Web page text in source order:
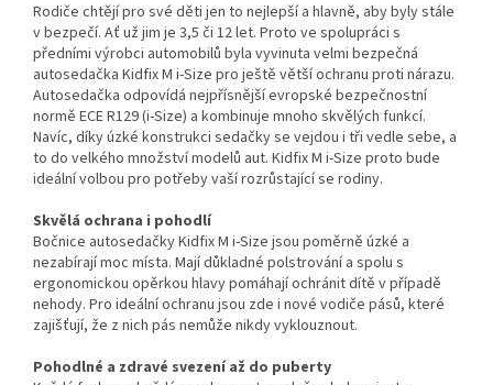
Rodiče chtějí pro své děti jen to nejlepší a hlavně, aby byly stále
v bezpečí. Ať už jim je 3,5 či 12 let. Proto ve spolupráci s
předními výrobci automobilů byla vyvinuta velmi bezpečná
autosedačka Kidfix M i-Size pro ještě větší ochranu proti nárazu.
Autosedačka odpovídá nejpřísnější evropské bezpečnostní
normě ECE R129 (i-Size) a kombinuje mnoho skvělých funkcí.
Navíc, díky úzké konstrukci sedačky se vejdou i tři vedle sebe, a
to do velkého množství modelů aut. Kidfix M i-Size proto bude
ideální volbou pro potřeby vaší rozrůstající se rodiny.
Skvělá ochrana i pohodlí
Bočnice autosedačky Kidfix M i-Size jsou poměrně úzké a
nezabírají moc místa. Mají důkladné polstrování a spolu s
ergonomickou opěrkou hlavy pomáhají ochránit dítě v případě
nehody. Pro ideální ochranu jsou zde i nové vodiče pásů, které
zajišťují, že z nich pás nemůže nikdy vyklouznout.
Pohodlné a zdravé svezení až do puberty